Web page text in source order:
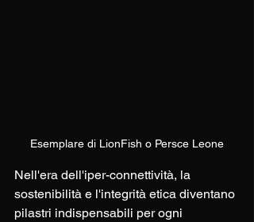
Esemplare di LionFish o Persce Leone
Nell'era dell'iper-connettività, la
sostenibilità e l'integrità etica diventano
pilastri indispensabili per ogni